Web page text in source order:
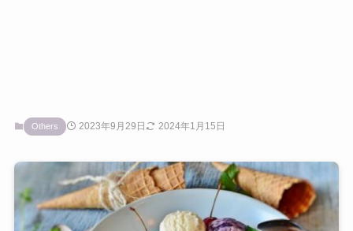
Others 2023年9月29日 2024年1月15日